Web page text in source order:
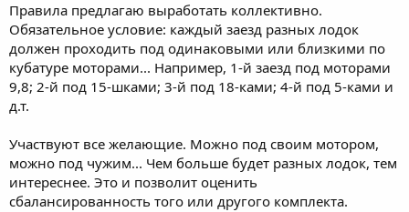
Правила предлагаю выработать коллективно.
Обязательное условие: каждый заезд разных лодок
должен проходить под одинаковыми или близкими по
кубатуре моторами... Например, 1-й заезд под моторами
9,8; 2-й под 15-шками; 3-й под 18-ками; 4-й под 5-ками и
д.т.
Участвуют все желающие. Можно под своим мотором,
можно под чужим... Чем больше будет разных лодок, тем
интереснее. Это и позволит оценить
сбалансированность того или другого комплекта.